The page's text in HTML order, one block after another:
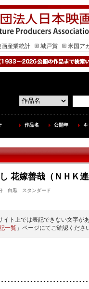
画産業統計 城戸賞 米国ア
作品名 公開年
花嫁善哉（ＮＨＫ
分 白黒 スタンダード
イト上では表記できない文字が
一覧」ページにてご確認くださ